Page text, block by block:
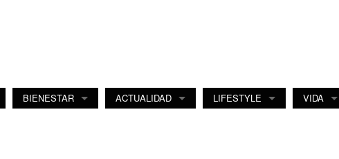
BIENESTAR ACTUALIDAD LIFESTYLE VIDA